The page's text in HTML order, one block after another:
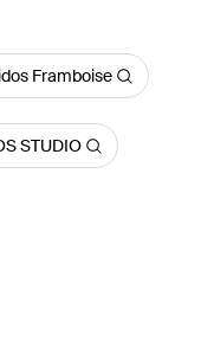
Framboise
STUDIO